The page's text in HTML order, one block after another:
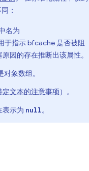
：
名为
于指示 bfcache 是否被阻
因的存在推断出该属性。
象数组。
文本的注意事项）。
表示为 null。